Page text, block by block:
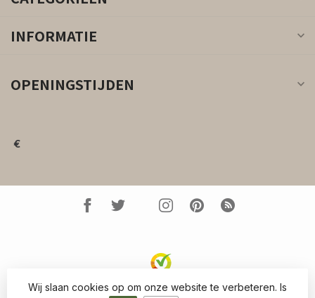
INFORMATIE
OPENINGSTIJDEN
€
© Copyright 2026 Kleed.nl- Powered by Lightspeed-
Wij slaan cookies op om onze website te verbeteren. Is